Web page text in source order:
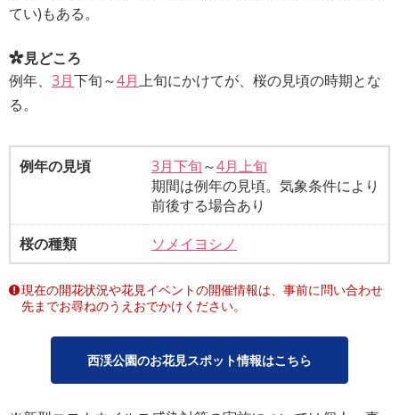
てい)もある。
見どころ
例年、 3月下旬～4月上旬にかけてが、桜の見頃の時期とな
る。
例年の見頃 3月下旬～4月上旬
期間は例年の見頃。気象条件により
前後する場合あり
桜の種類
ソメイヨシノ
現在の開花状況や花見イベントの開催情報は、事前に問い合わせ
先までお尋ねのうえおでかけください。
西渓公園のお花見スポット情報はこちら